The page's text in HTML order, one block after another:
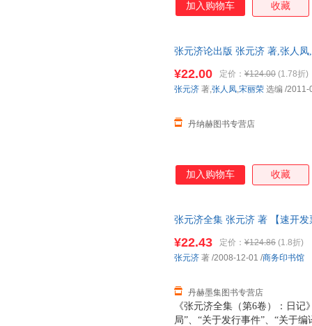
加入购物车 收藏
张元济论出版 张元济 著,张人凤
¥22.00 定价： ¥124.00 (1.78折)
丹纳赫图书专营店
张元济 著,张人凤,宋丽荣 选编 /2011-
加入购物车 收藏
张元济全集 张元济 著 【速开
《张元济全集（第6卷）：日记
局”、“关于发行事件”、“关于
¥22.43 定价： ¥124.86 (1.8折)
丹赫墨集图书专营店
张元济 著 /2008-12-01 /商务印书馆